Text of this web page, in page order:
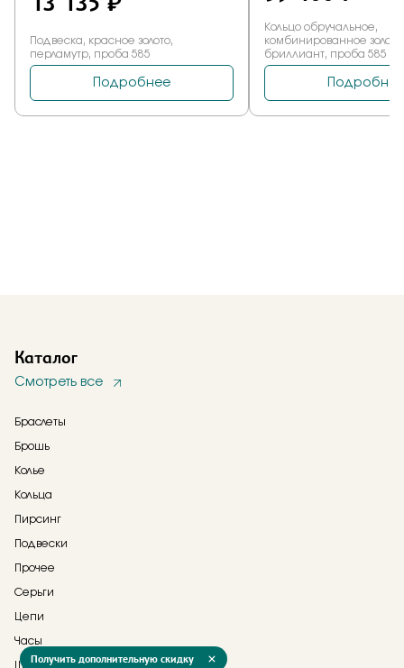
Каталог
Смотреть все
Браслеты
Брошь
Колье
Кольца
Пирсинг
Подвески
Прочее
Серьги
Цепи
Часы
Шнурки
Получить дополнительную скидку